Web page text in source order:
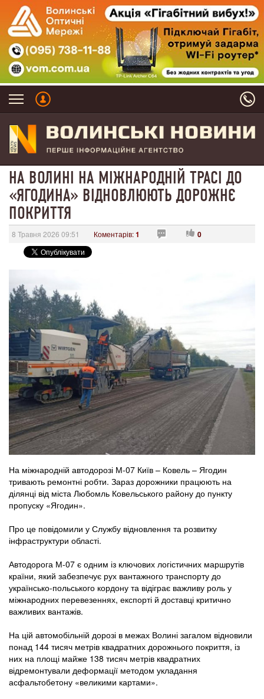
НА ВОЛИНІ НА МІЖНАРОДНІЙ ТРАСІ ДО
«ЯГОДИНА» ВІДНОВЛЮЮТЬ ДОРОЖНЄ
ПОКРИТТЯ
8 Травня 2026 09:51 Коментарів:1 0
На міжнародній автодорозі М-07 Київ – Ковель – Ягодин
тривають ремонтні робти. Зараз дорожники працюють на
ділянці від міста Любомль Ковельського району до пункту
пропуску «Ягодин».
Про це повідомили у Службу відновлення та розвитку
інфраструктури області.
Автодорога М-07 є одним із ключових логістичних маршрутів
країни, який забезпечує рух вантажного транспорту до
українсько-польського кордону та відіграє важливу роль у
міжнародних перевезеннях, експорті й доставці критично
важливих вантажів.
На цій автомобільній дорозі в межах Волині загалом відновили
понад 144 тисяч метрів квадратних дорожнього покриття, із
них на площі майже 138 тисяч метрів квадратних
відремонтували деформації методом укладання
асфальтобетону «великими картами».